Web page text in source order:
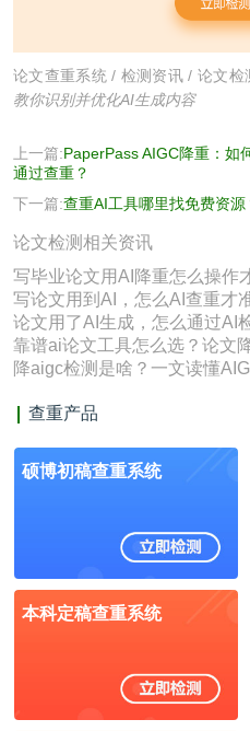
论文查重系统 / 检测资讯 / 论文检
教你识别并优化AI生成内容
上一篇:PaperPass AIGC降重：如
通过查重？
下一篇:查重AI工具哪里找免费资
论文检测相关资讯
写毕业论文用AI降重怎么操作
写论文用到AI，怎么AI查重才
论文用了AI生成，怎么通过AI
靠谱ai论文工具怎么选？论文
降aigc检测是啥？一文读懂
查重产品
硕博初稿查重系统
本科定稿查重系统